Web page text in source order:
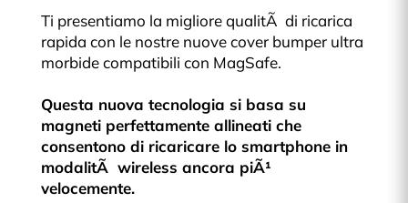
Ti presentiamo la migliore qualitÃ di ricarica
rapida con le nostre nuove cover bumper ultra
morbide compatibili con MagSafe.
Questa nuova tecnologia si basa su
magneti perfettamente allineati che
consentono di ricaricare lo smartphone in
modalitÃ wireless ancora piÃ¹
velocemente.